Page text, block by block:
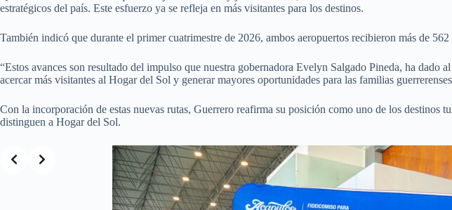
estratégicos del país. Este esfuerzo ya se refleja en más visitantes para los destinos.
También indicó que durante el primer cuatrimestre de 2026, ambos aeropuertos recibieron más de
“Estos avances son resultado del impulso que nuestra gobernadora Evelyn Salgado Pineda, ha dado
acercar más visitantes al Hogar del Sol y generar mayores oportunidades para las familias
Con la incorporación de estas nuevas rutas, Guerrero reafirma su posición como uno de los destinos
distinguen a Hogar del Sol.